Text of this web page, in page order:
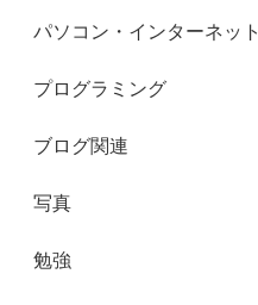
パソコン・インターネット
プログラミング
ブログ関連
写真
勉強